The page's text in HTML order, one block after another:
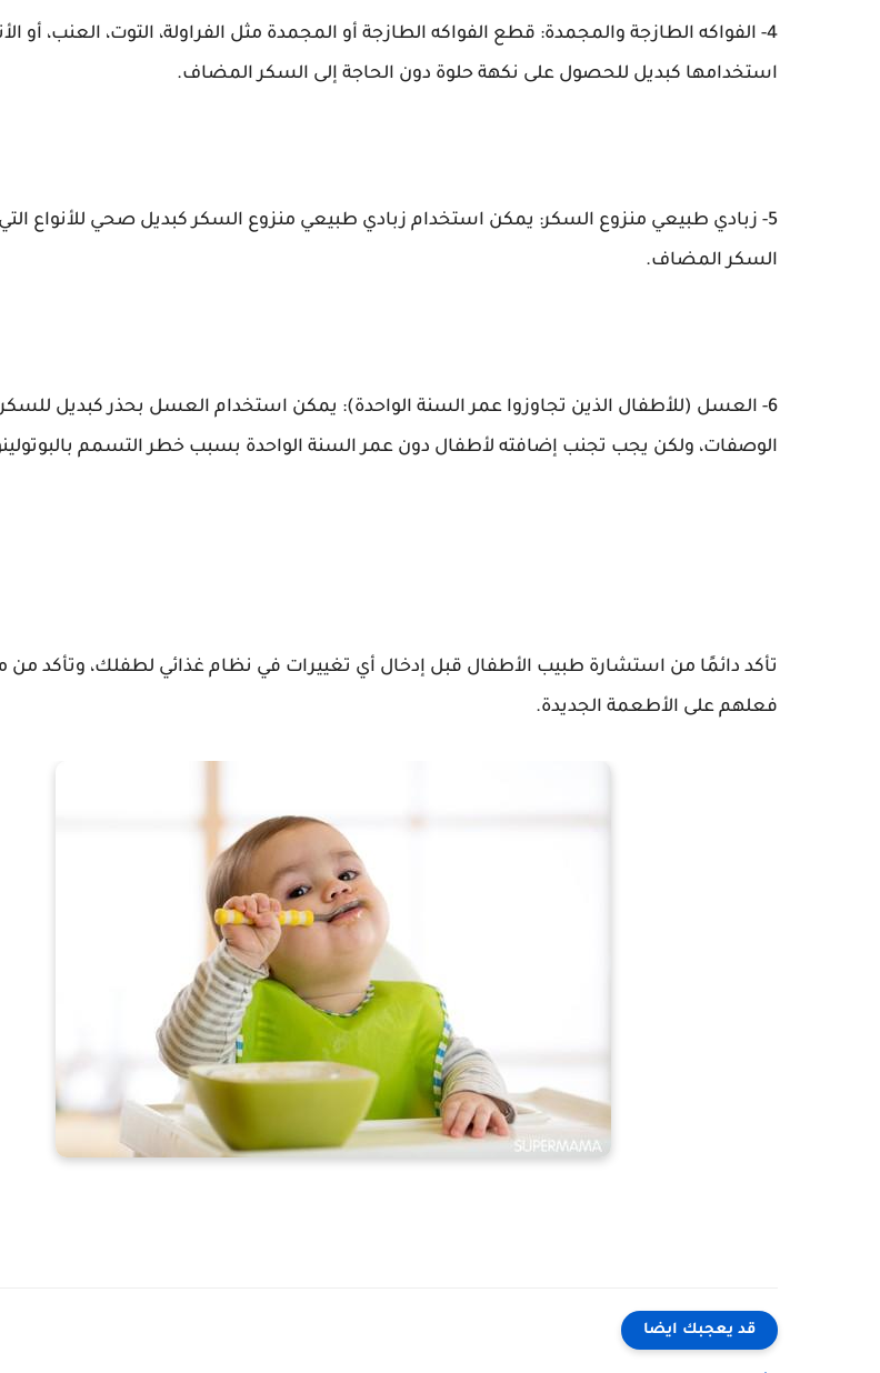
4- الفواكه الطازجة والمجمدة: قطع الفواكه الطازجة أو المجمدة مثل الفراولة، التوت، العنب، أو
استخدامها كبديل للحصول على نكهة حلوة دون الحاجة إلى السكر المضاف.
5- زبادي طبيعي منزوع السكر: يمكن استخدام زبادي طبيعي منزوع السكر كبديل صحي للأنواع
السكر المضاف.
6- العسل (للأطفال الذين تجاوزوا عمر السنة الواحدة): يمكن استخدام العسل بحذر كبديل
الوصفات، ولكن يجب تجنب إضافته لأطفال دون عمر السنة الواحدة بسبب خطر التسمم
تأكد دائمًا من استشارة طبيب الأطفال قبل إدخال أي تغييرات في نظام غذائي لطفلك، وتأكد من
فعلهم على الأطعمة الجديدة.
قد يعجبك ايضا